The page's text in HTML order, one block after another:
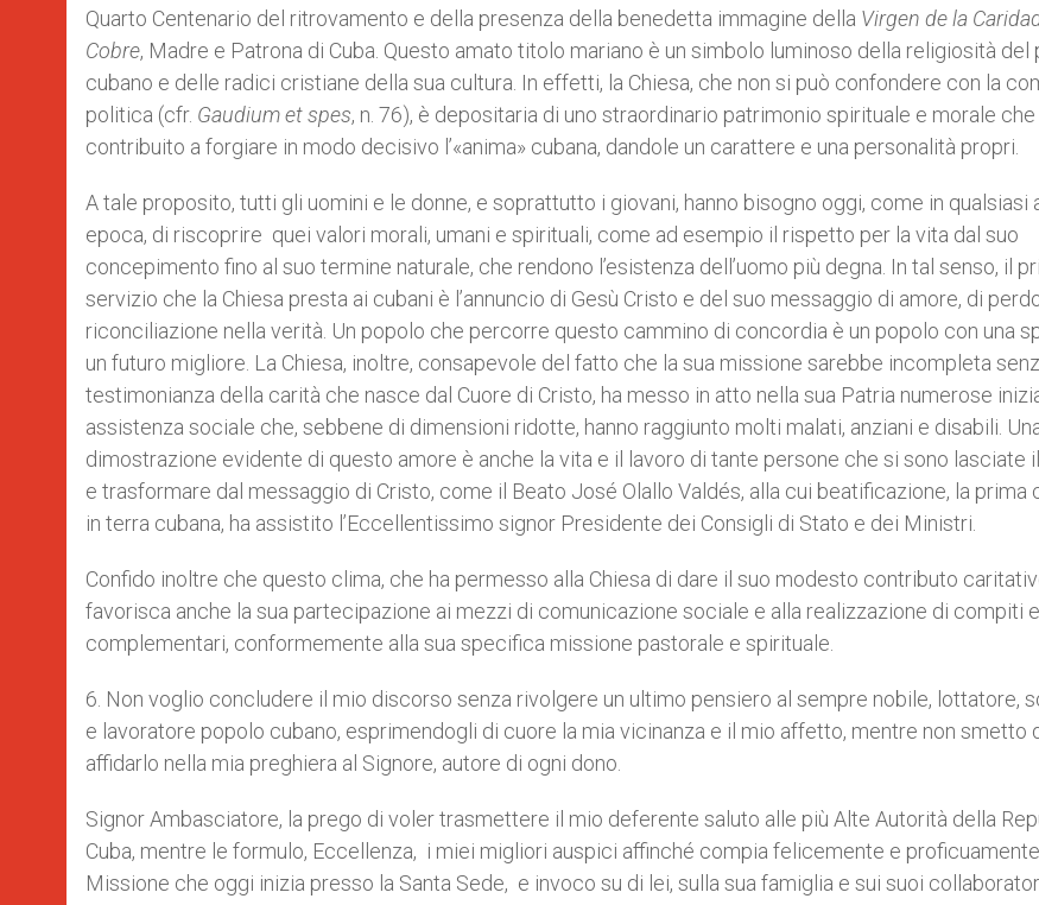
Quarto Centenario del ritrovamento e della presenza della benedetta immagine della Virgen de la
Cobre, Madre e Patrona di Cuba. Questo amato titolo mariano è un simbolo luminoso della religiosità del
cubano e delle radici cristiane della sua cultura. In effetti, la Chiesa, che non si può confondere con la
politica (cfr. Gaudium et spes, n. 76), è depositaria di uno straordinario patrimonio spirituale e morale che
contribuito a forgiare in modo decisivo l’«anima» cubana, dandole un carattere e una personalità propri.
A tale proposito, tutti gli uomini e le donne, e soprattutto i giovani, hanno bisogno oggi, come in qualsiasi
epoca, di riscoprire quei valori morali, umani e spirituali, come ad esempio il rispetto per la vita dal suo
concepimento fino al suo termine naturale, che rendono l’esistenza dell’uomo più degna. In tal senso, il
servizio che la Chiesa presta ai cubani è l’annuncio di Gesù Cristo e del suo messaggio di amore, di
riconciliazione nella verità. Un popolo che percorre questo cammino di concordia è un popolo con una
un futuro migliore. La Chiesa, inoltre, consapevole del fatto che la sua missione sarebbe incompleta
testimonianza della carità che nasce dal Cuore di Cristo, ha messo in atto nella sua Patria numerose
assistenza sociale che, sebbene di dimensioni ridotte, hanno raggiunto molti malati, anziani e disabili.
dimostrazione evidente di questo amore è anche la vita e il lavoro di tante persone che si sono lasciate
e trasformare dal messaggio di Cristo, come il Beato José Olallo Valdés, alla cui beatificazione, la prima
in terra cubana, ha assistito l’Eccellentissimo signor Presidente dei Consigli di Stato e dei Ministri.
Confido inoltre che questo clima, che ha permesso alla Chiesa di dare il suo modesto contributo
favorisca anche la sua partecipazione ai mezzi di comunicazione sociale e alla realizzazione di compiti
complementari, conformemente alla sua specifica missione pastorale e spirituale.
6. Non voglio concludere il mio discorso senza rivolgere un ultimo pensiero al sempre nobile, lottatore,
e lavoratore popolo cubano, esprimendogli di cuore la mia vicinanza e il mio affetto, mentre non smetto
affidarlo nella mia preghiera al Signore, autore di ogni dono.
Signor Ambasciatore, la prego di voler trasmettere il mio deferente saluto alle più Alte Autorità della
Cuba, mentre le formulo, Eccellenza, i miei migliori auspici affinché compia felicemente e proficuamente
Missione che oggi inizia presso la Santa Sede, e invoco su di lei, sulla sua famiglia e sui suoi